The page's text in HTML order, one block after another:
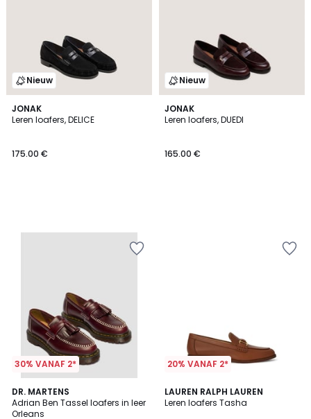
Nieuw
JONAK
Leren loafers, DELICE
175.00 €
Nieuw
JONAK
Leren loafers, DUEDI
165.00 €
30% VANAF 2*
DR. MARTENS
Adrian Ben Tassel loafers in leer
Orleans
20% VANAF 2*
LAUREN RALPH LAUREN
Leren loafers Tasha
1
/
2
Kleuren